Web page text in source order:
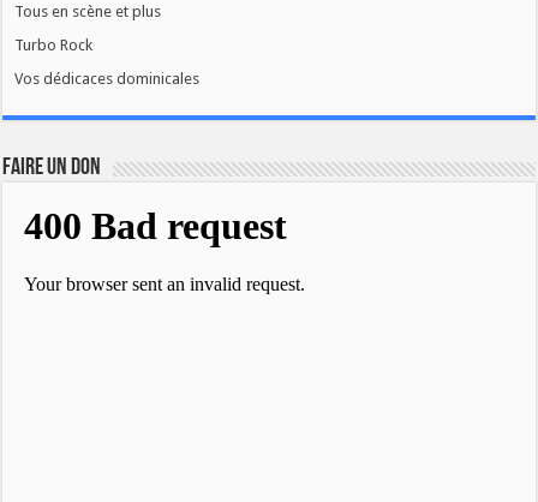
Tous en scène et plus
Turbo Rock
Vos dédicaces dominicales
FAIRE UN DON